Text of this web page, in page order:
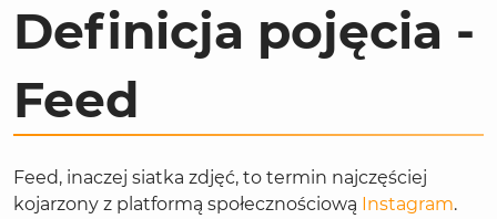
Definicja pojęcia -
Feed
Feed, inaczej siatka zdjęć, to termin najczęściej
kojarzony z platformą społecznościową Instagram.